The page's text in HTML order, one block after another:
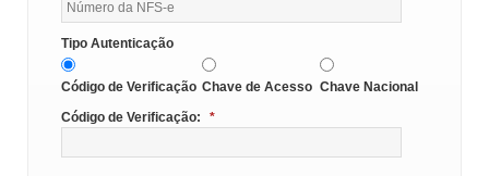
Tipo Autenticação
Código de Verificação Chave de Acesso Chave Nacional
Código de Verificação:
*